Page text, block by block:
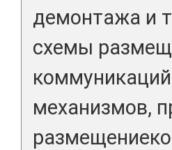
демонтажа и
схемы
механизмов,